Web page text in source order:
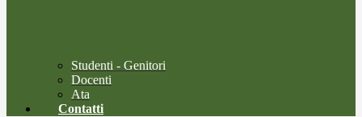
Studenti - Genitori
Docenti
Ata
Contatti